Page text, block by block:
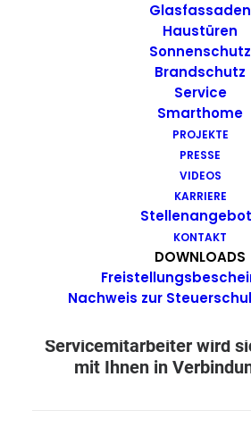
Glasfassaden
Haustüren
Sonnenschutz
Brandschutz
Service
Smarthome
PROJEKTE
PRESSE
VIDEOS
KARRIERE
KONTAKT
DOWNLOADS
Nachweis zur
JETZT DEN
SERVICE
Servicemitarbeiter wird
mit Ihnen in